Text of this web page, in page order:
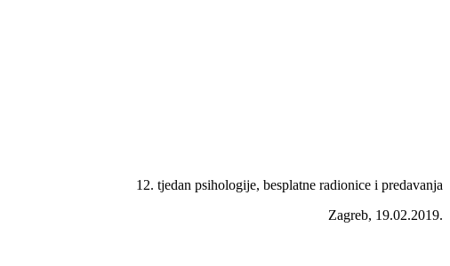
12. tjedan psihologije, besplatne radionice i predavanja
Zagreb, 19.02.2019.